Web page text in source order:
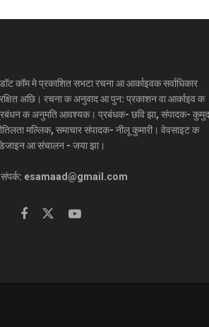
डॉट कॉम मे प्रकाशित सभटा रचना आ आर्काइवक सर्वाधिकार
अछि। रचना क अनुवाद आ पुन: प्रकाशन वा आर्काइव क
क अनुमति आवश्यक। प्रबंधक- छवि झा, संपादक- कुमुद
मल्लिक, समाचार संपादक- नीलू कुमारी। वेवसाइट क
आ संचालन - जया झा।
संपर्क: esamaad@gmail.com